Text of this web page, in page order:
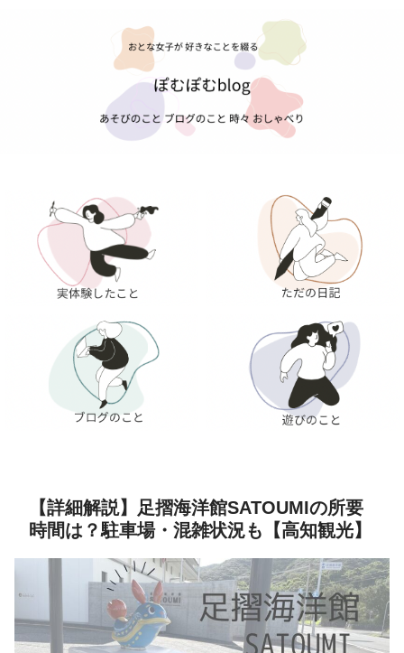
【詳細解説】足摺海洋館SATOUMIの所要
時間は？駐車場・混雑状況も【高知観光】